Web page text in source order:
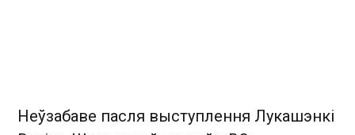
Неўзабаве пасля выступлення Лукашэнкі